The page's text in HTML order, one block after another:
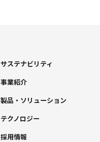
サステナビリティ
事業紹介
製品・ソリューション
テクノロジー
採用情報